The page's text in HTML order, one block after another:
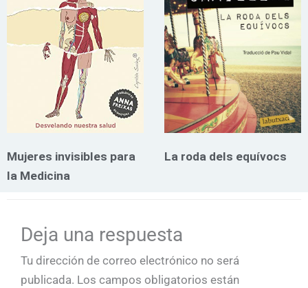
Mujeres invisibles para
la Medicina
La roda dels equívocs
Deja una respuesta
Tu dirección de correo electrónico no será
publicada. Los campos obligatorios están